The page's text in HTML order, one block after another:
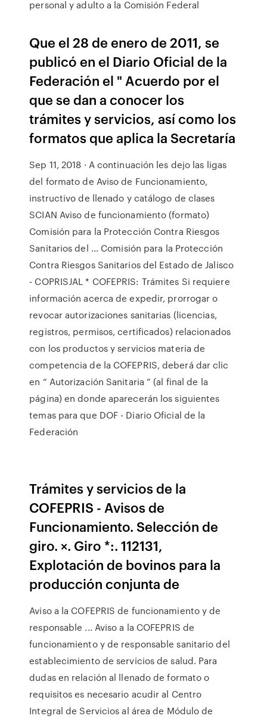
personal y adulto a la Comisión Federal
Que el 28 de enero de 2011, se
publicó en el Diario Oficial de la
Federación el " Acuerdo por el
que se dan a conocer los
trámites y servicios, así como los
formatos que aplica la Secretaría
Sep 11, 2018 · A continuación les dejo las ligas
del formato de Aviso de Funcionamiento,
instructivo de llenado y catálogo de clases
SCIAN Aviso de funcionamiento (formato)
Comisión para la Protección Contra Riesgos
Sanitarios del ... Comisión para la Protección
Contra Riesgos Sanitarios del Estado de Jalisco
- COPRISJAL * COFEPRIS: Trámites Si requiere
información acerca de expedir, prorrogar o
revocar autorizaciones sanitarias (licencias,
registros, permisos, certificados) relacionados
con los productos y servicios materia de
competencia de la COFEPRIS, deberá dar clic
en “ Autorización Sanitaria ” (al final de la
página) en donde aparecerán los siguientes
temas para que DOF - Diario Oficial de la
Federación
Trámites y servicios de la
COFEPRIS - Avisos de
Funcionamiento. Selección de
giro. ×. Giro *:. 112131,
Explotación de bovinos para la
producción conjunta de
Aviso a la COFEPRIS de funcionamiento y de
responsable ... Aviso a la COFEPRIS de
funcionamiento y de responsable sanitario del
establecimiento de servicios de salud. Para
dudas en relación al llenado de formato o
requisitos es necesario acudir al Centro
Integral de Servicios al área de Módulo de